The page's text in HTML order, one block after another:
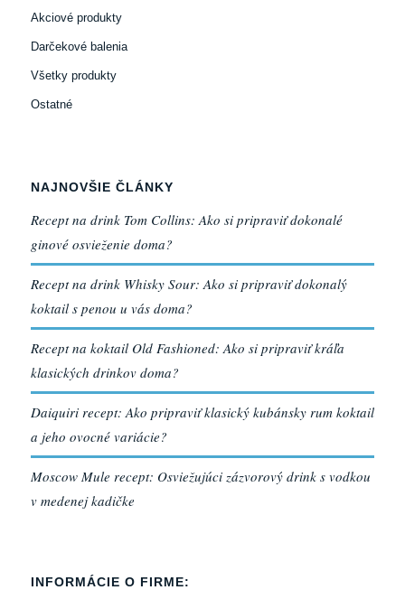
Akciové produkty
Darčekové balenia
Všetky produkty
Ostatné
NAJNOVŠIE ČLÁNKY
Recept na drink Tom Collins: Ako si pripraviť dokonalé
ginové osvieženie doma?
Recept na drink Whisky Sour: Ako si pripraviť dokonalý
koktail s penou u vás doma?
Recept na koktail Old Fashioned: Ako si pripraviť kráľa
klasických drinkov doma?
Daiquiri recept: Ako pripraviť klasický kubánsky rum koktail
a jeho ovocné variácie?
Moscow Mule recept: Osviežujúci zázvorový drink s vodkou
v medenej kadičke
INFORMÁCIE O FIRME: